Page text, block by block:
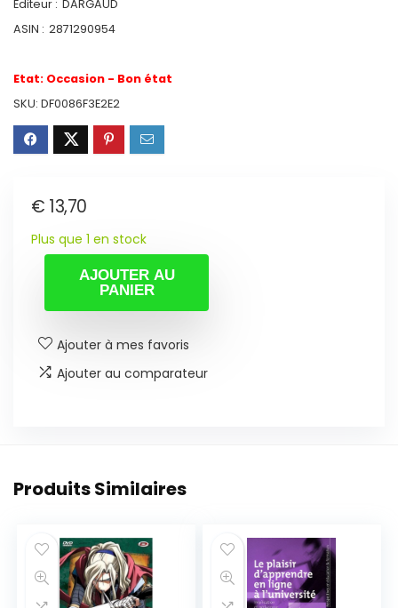
Editeur : DARGAUD
ASIN : 2871290954
Etat: Occasion - Bon état
SKU: DF0086F3E2E2
€ 13,70
Plus que 1 en stock
AJOUTER AU
PANIER
Ajouter à mes favoris
Ajouter au comparateur
Produits Similaires